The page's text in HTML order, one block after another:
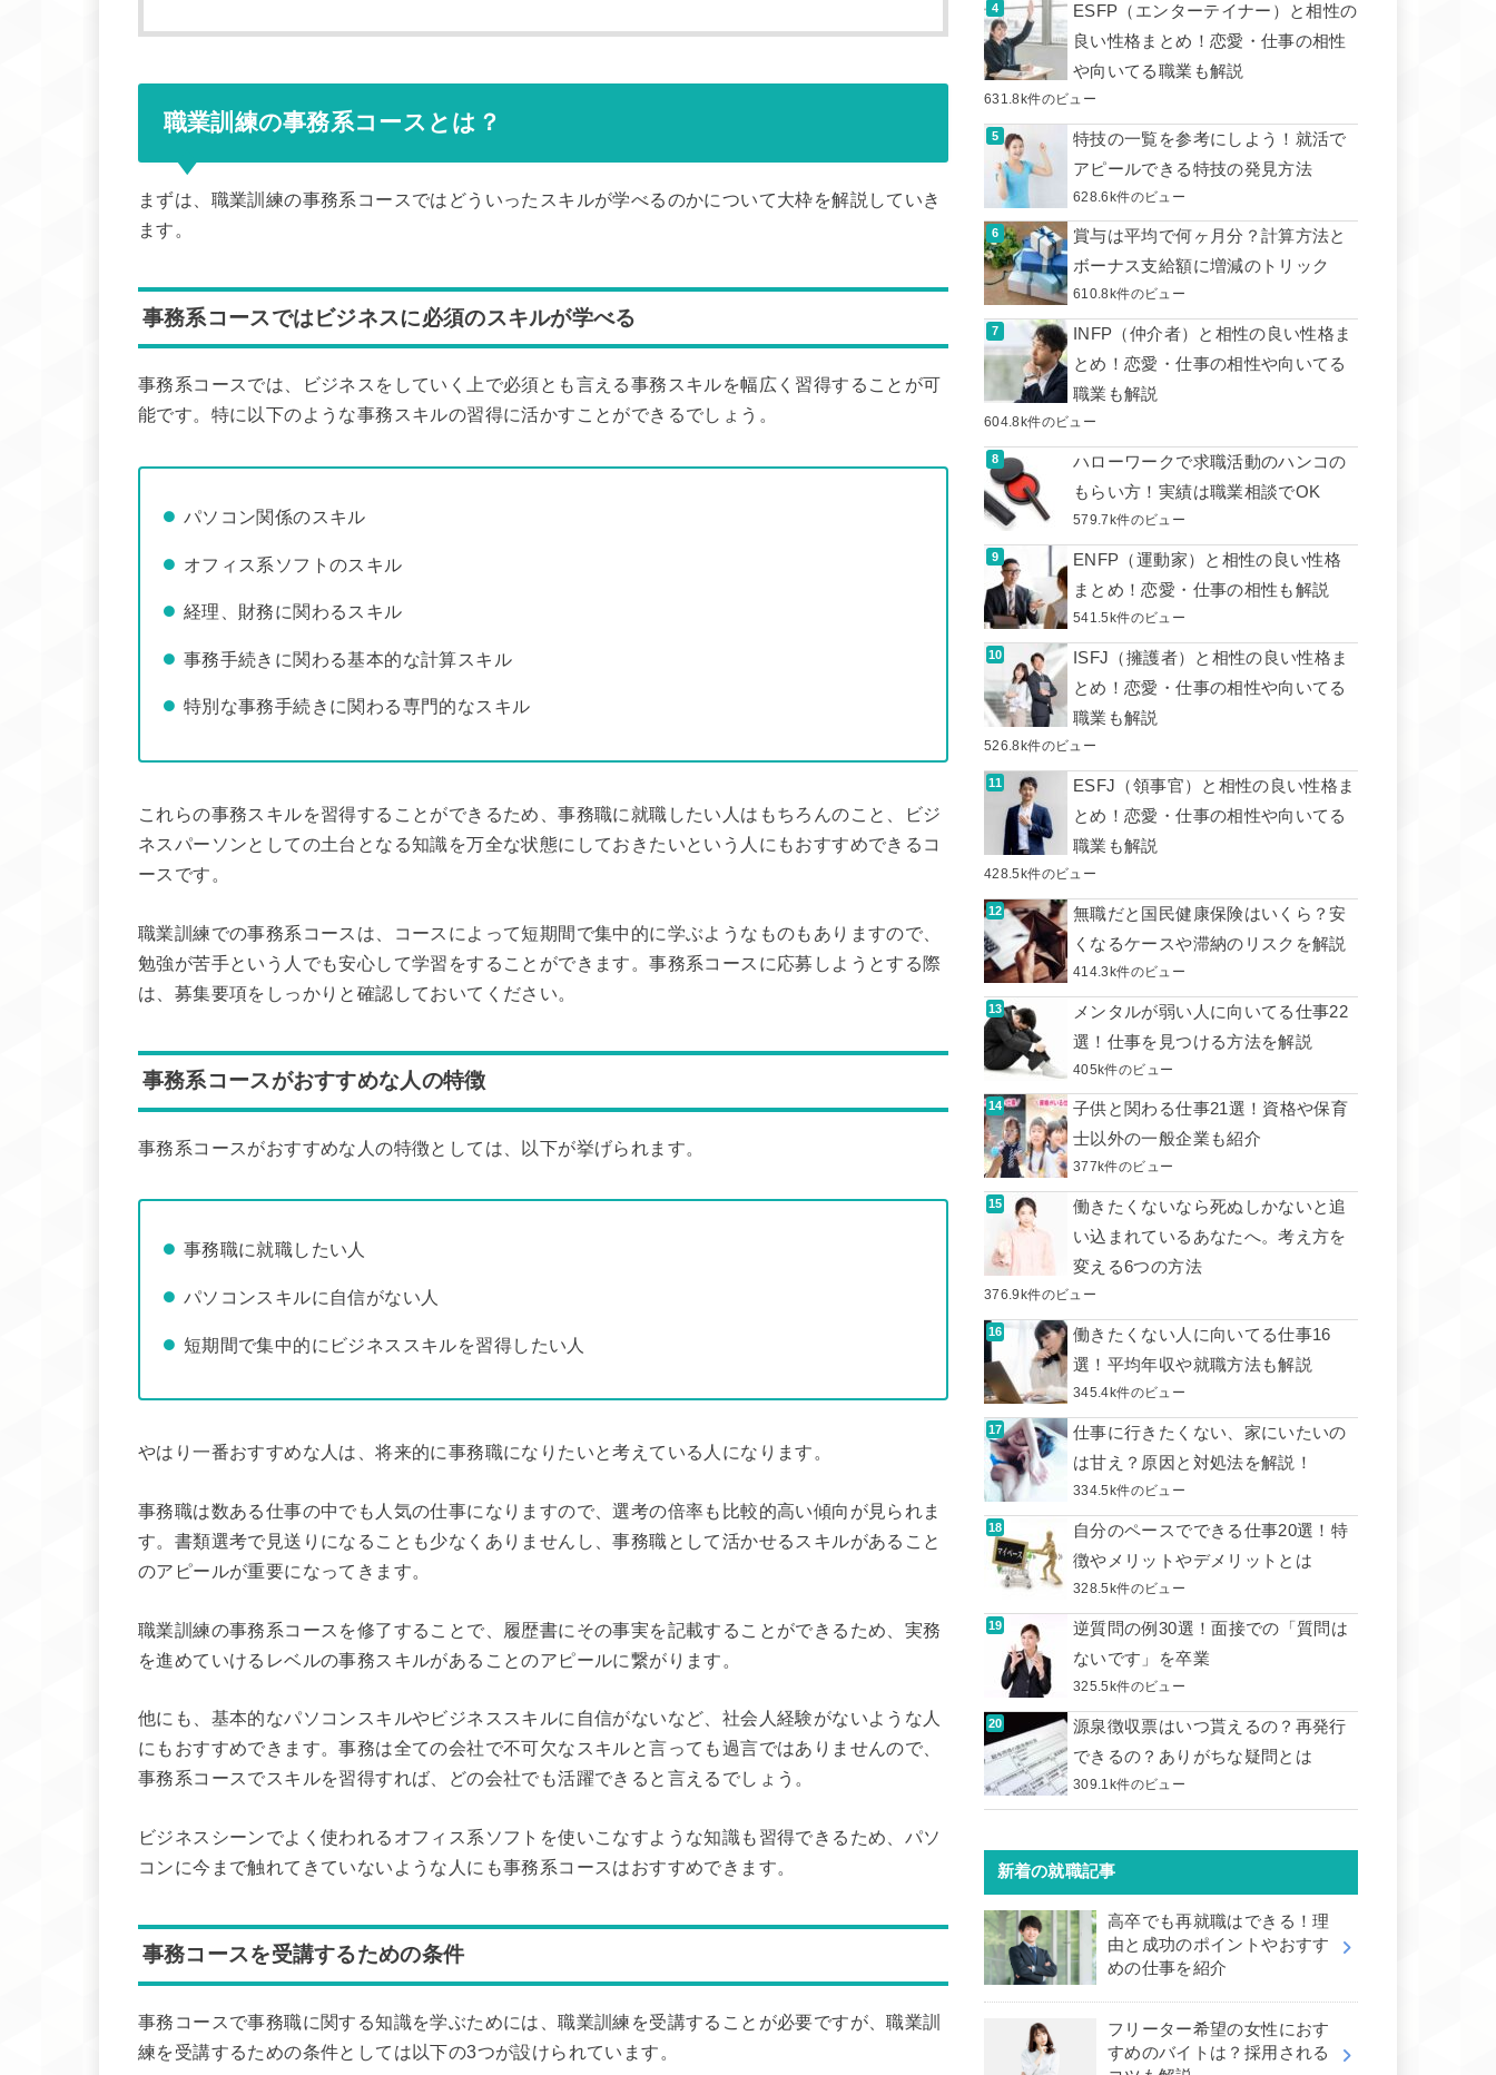
職業訓練の事務系コースとは？
まずは、職業訓練の事務系コースではどういったスキルが学べるのかについて大枠を解説していき
ます。
事務系コースではビジネスに必須のスキルが学べる
事務系コースでは、ビジネスをしていく上で必須とも言える事務スキルを幅広く習得することが可
能です。特に以下のような事務スキルの習得に活かすことができるでしょう。
パソコン関係のスキル
オフィス系ソフトのスキル
経理、財務に関わるスキル
事務手続きに関わる基本的な計算スキル
特別な事務手続きに関わる専門的なスキル
これらの事務スキルを習得することができるため、事務職に就職したい人はもちろんのこと、ビジ
ネスパーソンとしての土台となる知識を万全な状態にしておきたいという人にもおすすめできるコ
ースです。
職業訓練での事務系コースは、コースによって短期間で集中的に学ぶようなものもありますので、
勉強が苦手という人でも安心して学習をすることができます。事務系コースに応募しようとする際
は、募集要項をしっかりと確認しておいてください。
事務系コースがおすすめな人の特徴
事務系コースがおすすめな人の特徴としては、以下が挙げられます。
事務職に就職したい人
パソコンスキルに自信がない人
短期間で集中的にビジネススキルを習得したい人
やはり一番おすすめな人は、将来的に事務職になりたいと考えている人になります。
事務職は数ある仕事の中でも人気の仕事になりますので、選考の倍率も比較的高い傾向が見られま
す。書類選考で見送りになることも少なくありませんし、事務職として活かせるスキルがあること
のアピールが重要になってきます。
職業訓練の事務系コースを修了することで、履歴書にその事実を記載することができるため、実務
を進めていけるレベルの事務スキルがあることのアピールに繋がります。
他にも、基本的なパソコンスキルやビジネススキルに自信がないなど、社会人経験がないような人
にもおすすめできます。事務は全ての会社で不可欠なスキルと言っても過言ではありませんので、
事務系コースでスキルを習得すれば、どの会社でも活躍できると言えるでしょう。
ビジネスシーンでよく使われるオフィス系ソフトを使いこなすような知識も習得できるため、パソ
コンに今まで触れてきていないような人にも事務系コースはおすすめできます。
事務コースを受講するための条件
事務コースで事務職に関する知識を学ぶためには、職業訓練を受講することが必要ですが、職業訓
練を受講するための条件としては以下の3つが設けられています。
ESFP（エンターテイナー）と相性の
良い性格まとめ！恋愛・仕事の相性
や向いてる職業も解説
631.8k件のビュー
特技の一覧を参考にしよう！就活で
アピールできる特技の発見方法
628.6k件のビュー
賞与は平均で何ヶ月分？計算方法と
ボーナス支給額に増減のトリック
610.8k件のビュー
INFP（仲介者）と相性の良い性格ま
とめ！恋愛・仕事の相性や向いてる
職業も解説
604.8k件のビュー
ハローワークで求職活動のハンコの
もらい方！実績は職業相談でOK
579.7k件のビュー
ENFP（運動家）と相性の良い性格
まとめ！恋愛・仕事の相性も解説
541.5k件のビュー
ISFJ（擁護者）と相性の良い性格ま
とめ！恋愛・仕事の相性や向いてる
職業も解説
526.8k件のビュー
ESFJ（領事官）と相性の良い性格ま
とめ！恋愛・仕事の相性や向いてる
職業も解説
428.5k件のビュー
無職だと国民健康保険はいくら？安
くなるケースや滞納のリスクを解説
414.3k件のビュー
メンタルが弱い人に向いてる仕事22
選！仕事を見つける方法を解説
405k件のビュー
子供と関わる仕事21選！資格や保育
士以外の一般企業も紹介
377k件のビュー
働きたくないなら死ぬしかないと追
い込まれているあなたへ。考え方を
変える6つの方法
376.9k件のビュー
働きたくない人に向いてる仕事16
選！平均年収や就職方法も解説
345.4k件のビュー
仕事に行きたくない、家にいたいの
は甘え？原因と対処法を解説！
334.5k件のビュー
自分のペースでできる仕事20選！特
徴やメリットやデメリットとは
328.5k件のビュー
逆質問の例30選！面接での「質問は
ないです」を卒業
325.5k件のビュー
源泉徴収票はいつ貰えるの？再発行
できるの？ありがちな疑問とは
309.1k件のビュー
新着の就職記事
高卒でも再就職はできる！理
由と成功のポイントやおすす
めの仕事を紹介
フリーター希望の女性におす
すめのバイトは？採用される